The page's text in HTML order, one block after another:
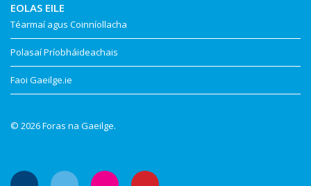
EOLAS EILE
Téarmaí agus Coinníollacha
Polasaí Príobháideachais
Faoi Gaeilge.ie
© 2026 Foras na Gaeilge.